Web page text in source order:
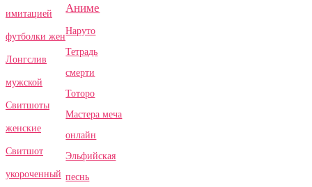
имитацией
футболки жен
Лонгслив
мужской
Свитшоты
женские
Свитшот
укороченный
Аниме
Наруто
Тетрадь
смерти
Тоторо
Мастера меча
онлайн
Эльфийская
песнь